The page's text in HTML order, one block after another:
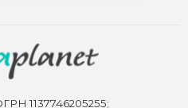
1137746205255;